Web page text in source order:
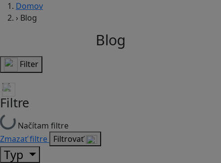
Domov
› Blog
Blog
Filter
Filtre
Načítam filtre
Zmazať filtre Filtrovať
Typ